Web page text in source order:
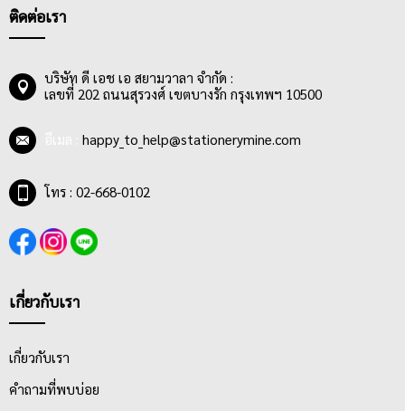
ติดต่อเรา
บริษัท ดี เอช เอ สยามวาลา จำกัด :
เลขที่ 202 ถนนสุรวงศ์ เขตบางรัก กรุงเทพฯ 10500
happy_to_help@stationerymine.com
โทร : 02-668-0102
เกี่ยวกับเรา
เกี่ยวกับเรา
คำถามที่พบบ่อย